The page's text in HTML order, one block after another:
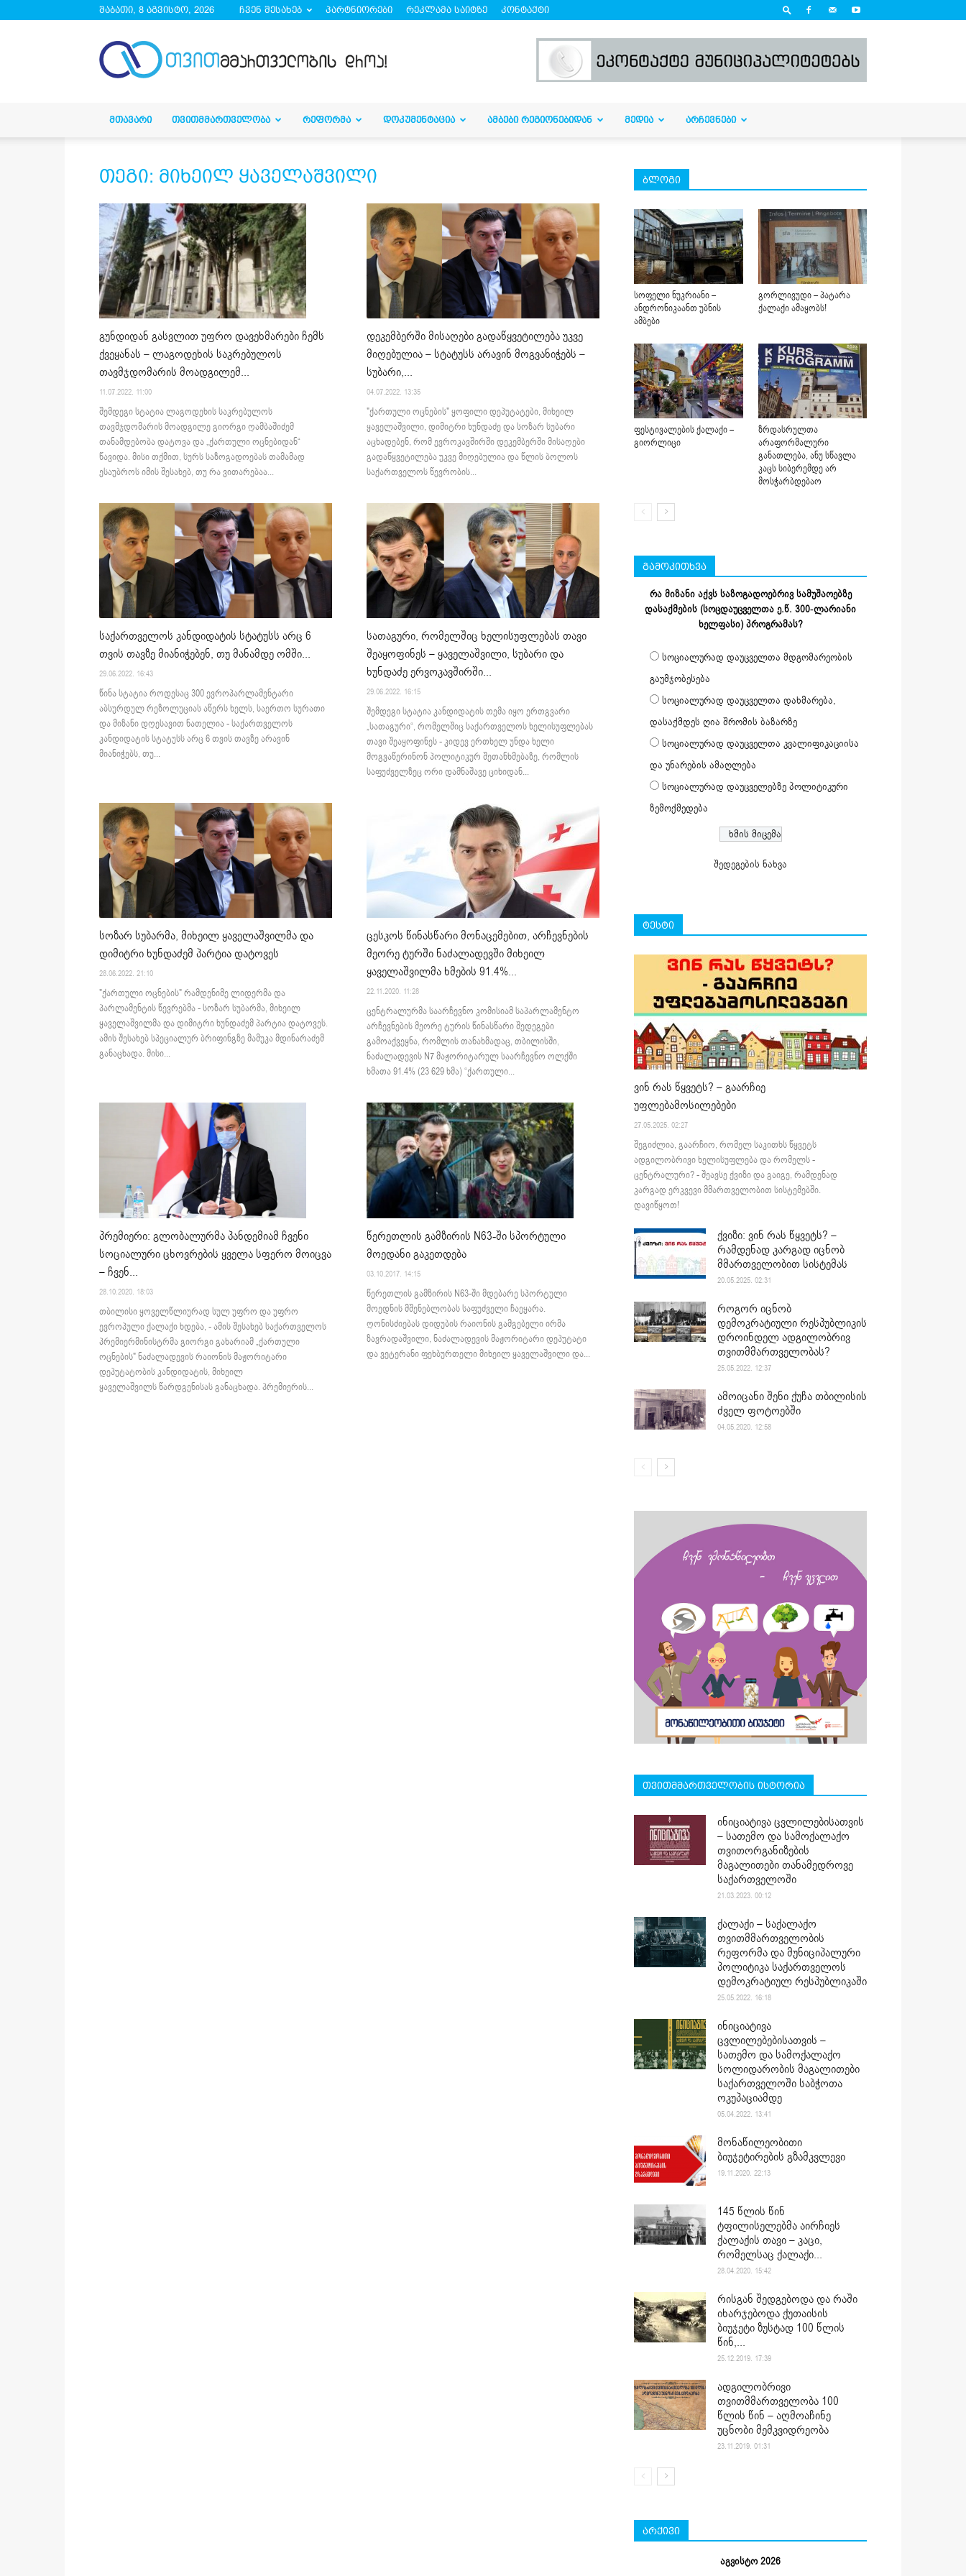
შაბათი, 8 აგვისტო, 2026 ჩვენ შესახებ პარტნიორები რეკლამა საიტზე კონტაქტი
ᲛᲗᲐᲕᲐᲠᲘ ᲗᲕᲘᲗᲛᲛᲐᲠᲗᲕᲔᲚᲝᲑᲐ ᲠᲔᲤᲝᲠᲛᲐ ᲓᲝᲙᲣᲛᲔᲜᲢᲐᲪᲘᲐ ᲐᲛᲑᲔᲑᲘ ᲠᲔᲒᲘᲝᲜᲔᲑᲘᲓᲐᲜ ᲛᲔᲓᲘᲐ ᲐᲠᲩᲔᲕᲜᲔᲑᲘ
თეგი: მიხეილ ყაველაშვილი
გუნდიდან გასვლით უფრო დავეხმარები ჩემს
ქვეყანას – ლაგოდეხის საკრებულოს
თავმჯდომარის მოადგილემ...
11.07.2022. 11:00
შემდეგი სტატია ლაგოდეხის საკრებულოს
თავმჯდომარის მოადგილე გიორგი ღამბაშიძემ
თანამდებობა დატოვა და „ქართული ოცნებიდან“
წავიდა. მისი თქმით, სურს საზოგადოებას თამამად
ესაუბროს იმის შესახებ, თუ რა ვითარებაა...
დეკემბერში მისაღები გადაწყვეტილება უკვე
მიღებულია – სტატუსს არავინ მოგვანიჭებს –
სუბარი,...
04.07.2022. 13:35
"ქართული ოცნების" ყოფილი დეპუტატები, მიხეილ
ყაველაშვილი, დიმიტრი ხუნდაძე და სოზარ სუბარი
აცხადებენ, რომ ევროკავშირში დეკემბერში მისაღები
გადაწყვეტილება უკვე მიღებულია და წლის ბოლოს
საქართველოს წევრობის...
საქართველოს კანდიდატის სტატუსს არც 6
თვის თავზე მიანიჭებენ, თუ მანამდე ომში...
29.06.2022. 16:43
წინა სტატია როდესაც 300 ევროპარლამენტარი
აბსურდულ რეზოლუციას აწერს ხელს, საერთო სურათი
და მიზანი დღესავით ნათელია - საქართველოს
კანდიდატის სტატუსს არც 6 თვის თავზე არავინ
მიანიჭებს, თუ...
სათაგური, რომელშიც ხელისუფლებას თავი
შეაყოფინეს – ყაველაშვილი, სუბარი და
ხუნდაძე ერვოკავშირში...
29.06.2022. 16:15
შემდეგი სტატია კანდიდატის თემა იყო ერთგვარი
„სათაგური“, რომელშიც საქართველოს ხელისუფლებას
თავი შეაყოფინეს - კიდევ ერთხელ უნდა ხელი
მოგვაწერინონ პოლიტიკურ შეთანხმებაზე, რომლის
საფუძველზეც ორი დამნაშავე ციხიდან...
სოზარ სუბარმა, მიხეილ ყაველაშვილმა და
დიმიტრი ხუნდაძემ პარტია დატოვეს
28.06.2022. 21:10
"ქართული ოცნების" რამდენიმე ლიდერმა და
პარლამენტის წევრებმა - სოზარ სუბარმა, მიხეილ
ყაველაშვილმა და დიმიტრი ხუნდაძემ პარტია დატოვეს.
ამის შესახებ სპეციალურ ბრიფინგზე მამუკა მდინარაძემ
განაცხადა. მისი...
ცესკოს წინასწარი მონაცემებით, არჩევნების
მეორე ტურში ნაძალადევში მიხეილ
ყაველაშვილმა ხმების 91.4%...
22.11.2020. 11:28
ცენტრალურმა საარჩევნო კომისიამ საპარლამენტო
არჩევნების მეორე ტურის წინასწარი შედეგები
გამოაქვეყნა, რომლის თანახმადაც, თბილისში,
ნაძალადევის N7 მაჟორიტარულ საარჩევნო ოლქში
ხმათა 91.4% (23 629 ხმა) “ქართული...
პრემიერი: გლობალურმა პანდემიამ ჩვენი
სოციალური ცხოვრების ყველა სფერო მოიცვა
– ჩვენ...
28.10.2020. 18:03
თბილისი ყოველწლიურად სულ უფრო და უფრო
ევროპული ქალაქი ხდება, - ამის შესახებ საქართველოს
პრემიერმინისტრმა გიორგი გახარიამ „ქართული
ოცნების" ნაძალადევის რაიონის მაჟორიტარი
დეპუტატობის კანდიდატის, მიხეილ
ყაველაშვილს წარდგენისას განაცხადა. პრემიერის...
წერეთლის გამზირის N63-ში სპორტული
მოედანი გაკეთდება
03.10.2017. 14:15
წერეთლის გამზირის N63-ში მდებარე სპორტული
მოედნის მშენებლობას საფუძველი ჩაეყარა.
ღონისძიებას დიდუბის რაიონის გამგებელი ირმა
ზავრადაშვილი, ნაძალადევის მაჟორიტარი დეპუტატი
და ვეტერანი ფეხბურთელი მიხეილ ყაველაშვილი და...
ბლოგი
სოფელი ნუკრიანი –
ანდრონიკაანთ უბნის
ამბები
გორლივუდი – პატარა
ქალაქი ამაყობს!
ფესტივალების ქალაქი –
გიორლიცი
ზრდასრულთა
არაფორმალური
განათლება, ანუ სწავლა
კაცს სიბერემდე არ
მოსჭარბდებაო
გამოკითხვა
რა მიზანი აქვს საზოგადოებრივ სამუშაოებზე
დასაქმების (სოცდაუცველთა ე.წ. 300-ლარიანი
ხელფასი) პროგრამას?
სოციალურად დაუცველთა მდგომარეობის
გაუმჯობესება
სოციალურად დაუცველთა დახმარება,
დასაქმდეს ღია შრომის ბაზარზე
სოციალურად დაუცველთა კვალიფიკაციისა
და უნარების ამაღლება
სოციალურად დაუცველებზე პოლიტიკური
ზემოქმედება
შედეგების ნახვა
ტესტი
ვინ რას წყვეტს? – გაარჩიე
უფლებამოსილებები
27.05.2025. 02:27
შეგიძლია, გაარჩიო, რომელ საკითხს წყვეტს
ადგილობრივი ხელისუფლება და რომელს -
ცენტრალური? - შეავსე ქვიზი და გაიგე, რამდენად
კარგად ერკვევი მმართველობით სისტემებში.
დავიწყოთ!
ქვიზი: ვინ რას წყვეტს? –
რამდენად კარგად იცნობ
მმართველობით სისტემას
20.05.2025. 02:31
როგორ იცნობ
დემოკრატიული რესპუბლიკის
დროინდელ ადგილობრივ
თვითმმართველობას?
25.05.2022. 12:37
ამოიცანი შენი ქუჩა თბილისის
ძველ ფოტოებში
04.05.2020. 12:58
თვითმმართველობის ისტორია
ინიციატივა ცვლილებისათვის
– სათემო და სამოქალაქო
თვითორგანიზების
მაგალითები თანამედროვე
საქართველოში
21.03.2023. 00:12
ქალაქი – საქალაქო
თვითმმართველობის
რეფორმა და მუნიციპალური
პოლიტიკა საქართველოს
დემოკრატიულ რესპუბლიკაში
25.05.2022. 16:18
ინიციატივა
ცვლილებებისათვის –
სათემო და სამოქალაქო
სოლიდარობის მაგალითები
საქართველოში საბჭოთა
ოკუპაციამდე
05.04.2022. 13:41
მონაწილეობითი
ბიუჯეტირების გზამკვლევი
19.11.2020. 22:13
145 წლის წინ
ტფილისელებმა აირჩიეს
ქალაქის თავი – კაცი,
რომელსაც ქალაქი...
28.04.2020. 15:42
რისგან შედგებოდა და რაში
იხარჯებოდა ქუთაისის
ბიუჯეტი ზუსტად 100 წლის
წინ,...
25.12.2019. 17:39
ადგილობრივი
თვითმმართველობა 100
წლის წინ – აღმოაჩინე
უცნობი მემკვიდრეობა
23.11.2019. 01:31
არქივი
აგვისტო 2026